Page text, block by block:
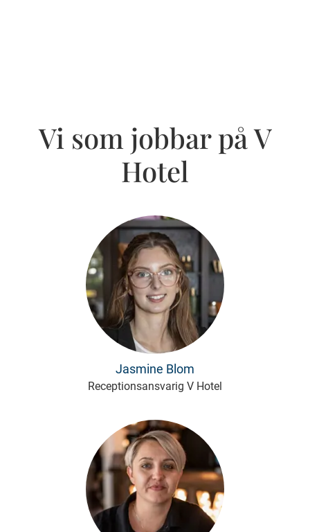
Vi som jobbar på V
Hotel
Jasmine Blom
Receptionsansvarig V Hotel